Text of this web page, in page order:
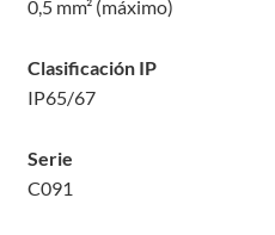
0,5 mm² (máximo)
Clasificación IP
IP65/67
Serie
C091